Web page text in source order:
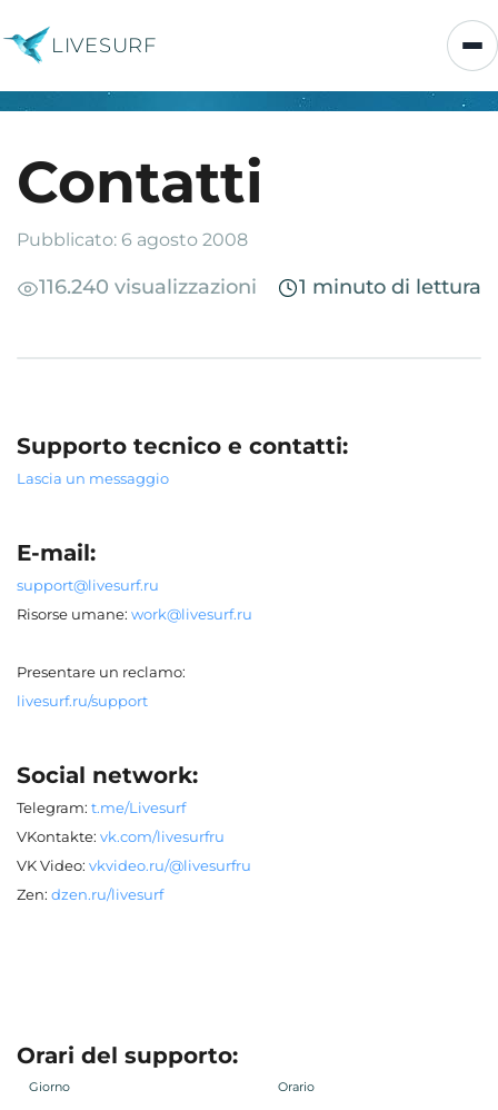
LIVESURF
Contatti
Pubblicato: 6 agosto 2008
116.240 visualizzazioni 1 minuto di lettura
Supporto tecnico e contatti:
Lascia un messaggio
E-mail:
support@livesurf.ru
Risorse umane: work@livesurf.ru
Presentare un reclamo:
livesurf.ru/support
Social network:
Telegram: t.me/Livesurf
VKontakte: vk.com/livesurfru
VK Video: vkvideo.ru/@livesurfru
Zen: dzen.ru/livesurf
Orari del supporto:
Giorno Orario